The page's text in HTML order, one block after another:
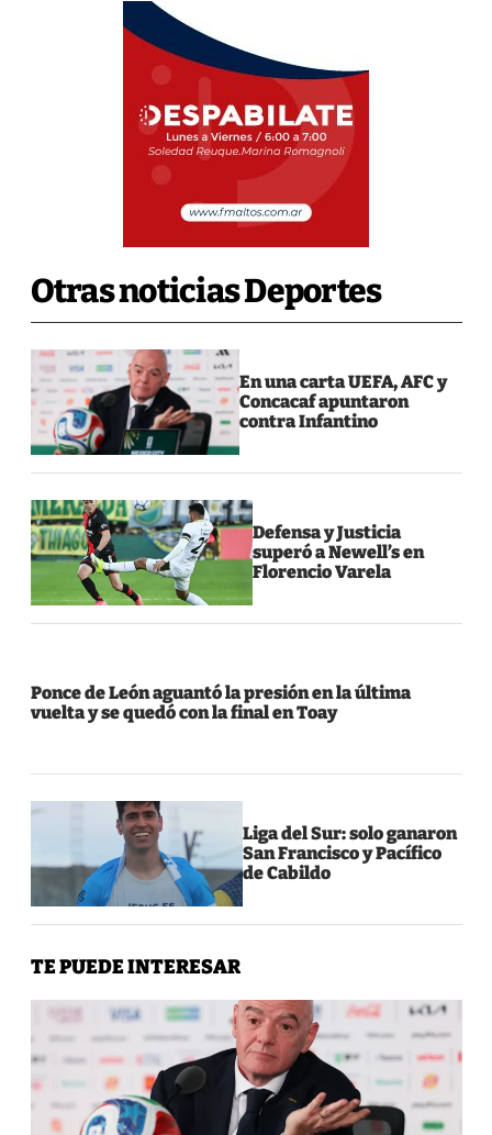
Otras noticias Deportes
En una carta UEFA, AFC y
Concacaf apuntaron
contra Infantino
Defensa y Justicia
superó a Newell’s en
Florencio Varela
Ponce de León aguantó la presión en la última
vuelta y se quedó con la final en Toay
Liga del Sur: solo ganaron
San Francisco y Pacífico
de Cabildo
TE PUEDE INTERESAR